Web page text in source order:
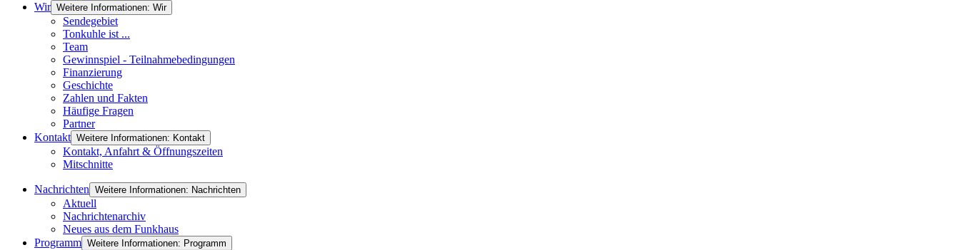
Wir Weitere Informationen: Wir
Sendegebiet
Tonkuhle ist ...
Team
Gewinnspiel - Teilnahmebedingungen
Finanzierung
Geschichte
Zahlen und Fakten
Häufige Fragen
Partner
Kontakt Weitere Informationen: Kontakt
Kontakt, Anfahrt & Öffnungszeiten
Mitschnitte
Nachrichten Weitere Informationen: Nachrichten
Aktuell
Nachrichtenarchiv
Neues aus dem Funkhaus
Programm Weitere Informationen: Programm